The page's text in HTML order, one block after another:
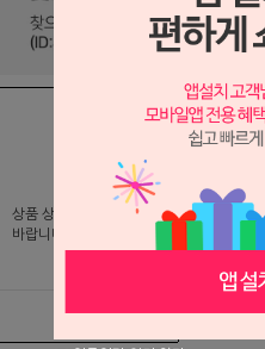
배송 및
상품 상세 설명 및 실제 구매 가격은 로그
바랍니다.
상품정보 배송 및